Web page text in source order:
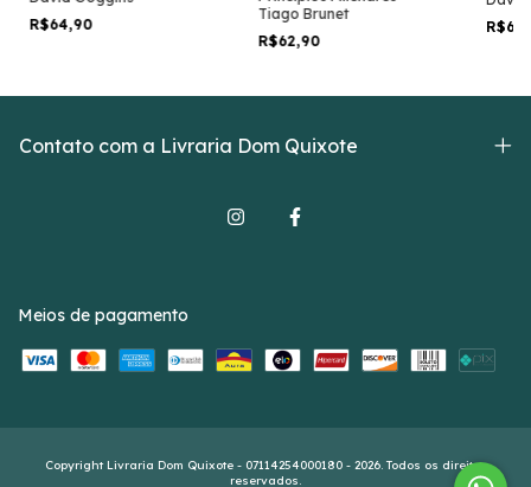
R$64,90
Tiago Brunet
R$62,90
Contato com a Livraria Dom Quixote
Meios de pagamento
Copyright Livraria Dom Quixote - 07114254000180 - 2026. Todos os direitos
reservados.